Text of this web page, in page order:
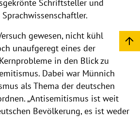
Schriftsteller und
gewesen, nicht kühl
unaufgeregt eines der
in den Blick zu
Dabei war Münnich
als Thema der deutschen
„Antisemitismus ist weit
Bevölkerung, es ist weder